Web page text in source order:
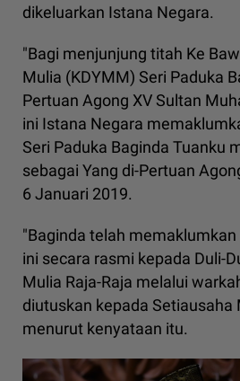
dikeluarkan Istana Negara.
"Bagi menjunjung titah Ke
Mulia (KDYMM) Seri Paduka
Pertuan Agong XV Sultan
ini Istana Negara
Seri Paduka Baginda Tuanku
sebagai Yang di-Pertuan
6 Januari 2019.
"Baginda telah
ini secara rasmi kepada Duli-
Mulia Raja-Raja melalui
diutuskan kepada Setiausaha
menurut kenyataan itu.